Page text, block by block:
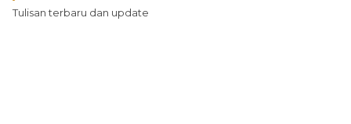
Tulisan terbaru dan update